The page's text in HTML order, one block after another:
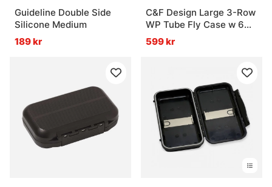
Guideline Double Side
Silicone Medium
189 kr
C&F Design Large 3-Row
WP Tube Fly Case w 6
Comp (CF-3406H) Olive
599 kr